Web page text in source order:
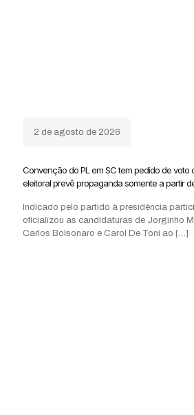
2 de agosto de 2026
Convenção do PL em SC tem pedido de voto
eleitoral prevê propaganda somente a partir
Indicado pelo partido à presidência
oficializou as candidaturas de Jorginho
Carlos Bolsonaro e Carol De Toni ao […]